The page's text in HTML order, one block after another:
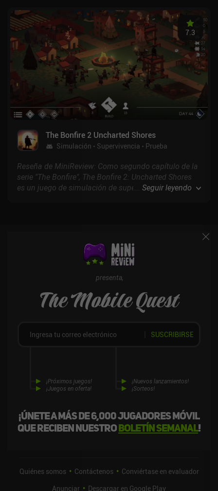
PC.
The Bonfire 2 Uncharted Shores
Simulación Supervivencia Prueba
7.3
Reseña de MiniReview: Como segundo capítulo de la
serie "The Bonfire", The Bonfire 2: Uncharted Shores
es un juego de simulación de supervivencia que nos
... Seguir leyendo
presenta,
The Mobile Quest
¡Únete a más de 6,000 jugadores móvil
que reciben nuestroboletín semanal!
¡Próximos juegos!
¡Juegos en oferta!
¡Nuevos lanzamientos!
¡Sorteos!
SUSCRIBIRSE
Quiénes somos Contáctenos
Conviértase en evaluador
Anunciar
Descargar en Google Play